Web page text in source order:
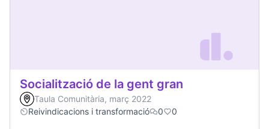
Socialització de la gent gran
Taula Comunitària, març 2022
Reivindicacions i transformació
0 0